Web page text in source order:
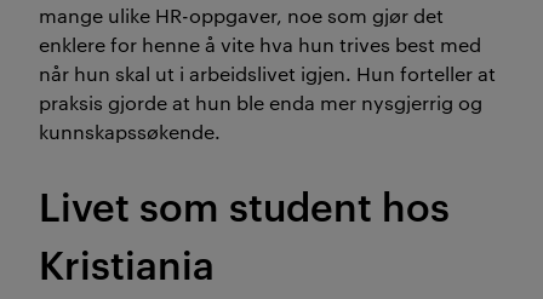
mange ulike HR-oppgaver, noe som gjør det
enklere for henne å vite hva hun trives best med
når hun skal ut i arbeidslivet igjen. Hun forteller at
praksis gjorde at hun ble enda mer nysgjerrig og
kunnskapssøkende.
Livet som student hos
Kristiania